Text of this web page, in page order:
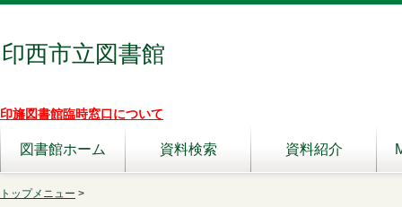
印西市立図書館
印旛図書館臨時窓口について
図書館ホーム 資料検索 資料紹介
トップメニュー >